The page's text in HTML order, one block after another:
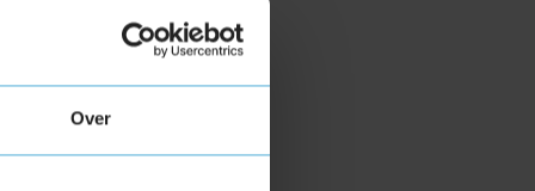
Over
voor het
vrij zicht op
mee te